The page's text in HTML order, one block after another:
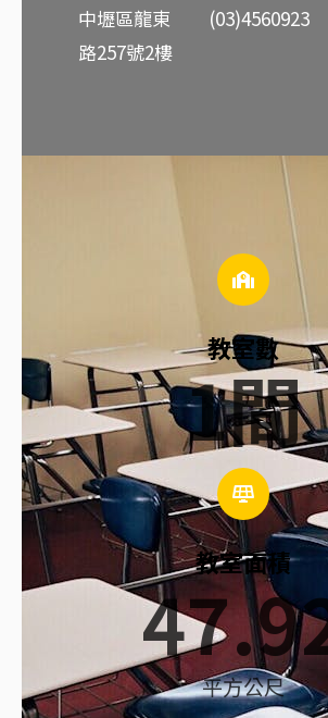
中壢區龍東
路257號2樓
(03)4560923
1間
教室數
教室面積
平方公尺